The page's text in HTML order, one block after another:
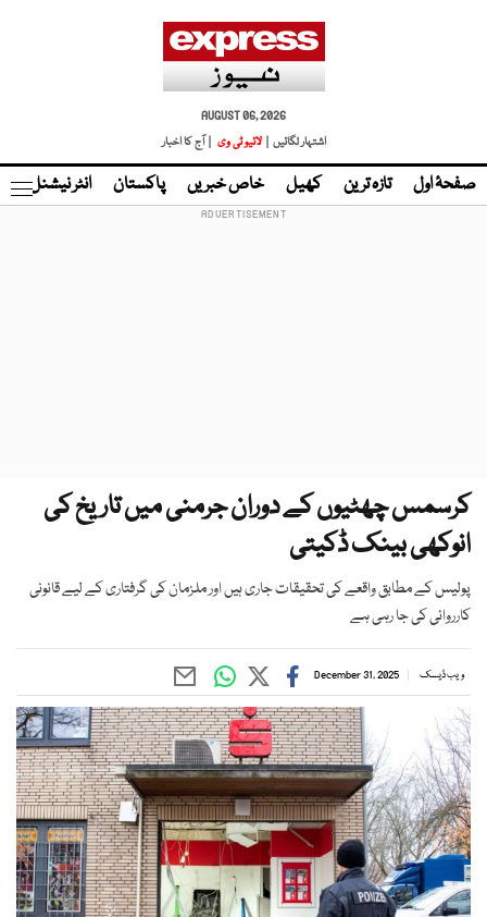
AUGUST 06, 2026
اشتہار لگائیں |
لائیو ٹی وی | آج کا اخبار
صفحۂ اول تازہ ترین کھیل خاص خبریں پاکستان انٹر نیشنل
کرسمس چھٹیوں کے دوران جرمنی میں تاریخ کی
انوکھی بینک ڈکیتی
پولیس کے مطابق واقعے کی تحقیقات جاری ہیں اور ملزمان کی گرفتاری کے لیے قانونی
کارروائی کی جا رہی ہے
ویب ڈیسک December 31, 2025